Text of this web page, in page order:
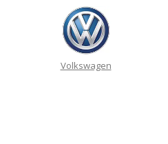
Volkswagen